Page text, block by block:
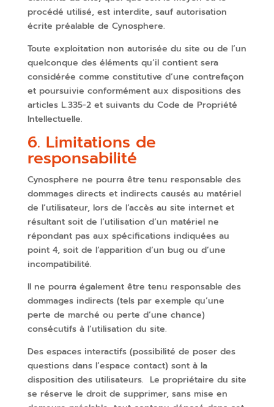
procédé utilisé, est interdite, sauf autorisation
écrite préalable de Cynosphere.
Toute exploitation non autorisée du site ou de l’un
quelconque des éléments qu’il contient sera
considérée comme constitutive d’une contrefaçon
et poursuivie conformément aux dispositions des
articles L.335-2 et suivants du Code de Propriété
Intellectuelle.
6. Limitations de
responsabilité
Cynosphere ne pourra être tenu responsable des
dommages directs et indirects causés au matériel
de l’utilisateur, lors de l’accès au site internet et
résultant soit de l’utilisation d’un matériel ne
répondant pas aux spécifications indiquées au
point 4, soit de l’apparition d’un bug ou d’une
incompatibilité.
Il ne pourra également être tenu responsable des
dommages indirects (tels par exemple qu’une
perte de marché ou perte d’une chance)
consécutifs à l’utilisation du site.
Des espaces interactifs (possibilité de poser des
questions dans l’espace contact) sont à la
disposition des utilisateurs. Le propriétaire du site
se réserve le droit de supprimer, sans mise en